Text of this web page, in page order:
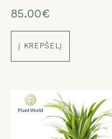
85.00€
Į KREPŠELĮ